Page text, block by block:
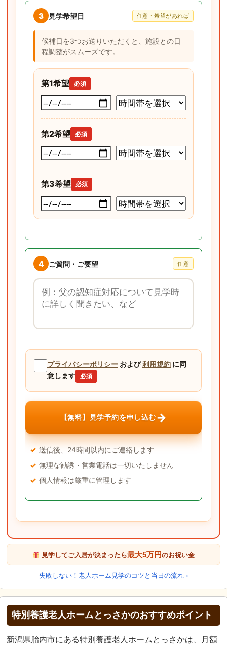
3 見学希望日 任意・希望があれば
候補日を3つお送りいただくと、施設との日
程調整がスムーズです。
第1希望 必須
第2希望 必須
第3希望 必須
4 ご質問・ご要望 任意
ご質問・ご要望
プライバシーポリシー および利用規約 に同
意します
必須
【無料】見学予約を申し込む→
送信後、24時間以内にご連絡します
無理な勧誘・営業電話は一切いたしません
個人情報は厳重に管理します
見学してご入居が決まったら最大5万円のお祝い金
失敗しない！老人ホーム見学のコツと当日の流れ ›
特別養護老人ホームとっさかのおすすめポイント
新潟県胎内市にある特別養護老人ホームとっさかは、月額